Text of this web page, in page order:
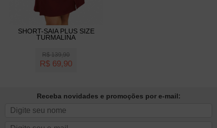
SHORT-SAIA PLUS SIZE
TURMALINA
R$139,90
R$ 69,90
Receba novidades e promoções por e-mail: